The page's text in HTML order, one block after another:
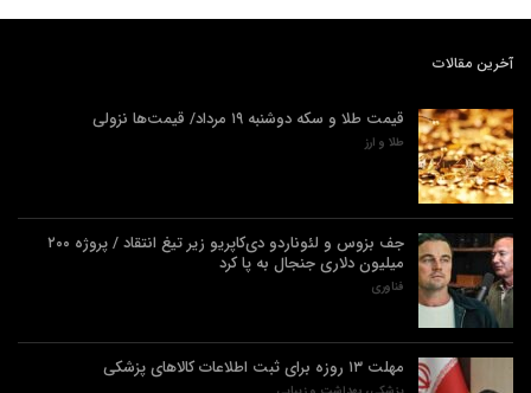
آخرین مقالات
قیمت طلا و سکه دوشنبه ۱۹ مرداد/ قیمت‌ها نزولی
طلا و ارز
جف بزوس و لئوناردو دی‌کاپریو زیر تیغ انتقاد / پروژه ۲۰۰
میلیون دلاری جنجال به پا کرد
فناوری
مهلت ۱۳ روزه برای ثبت اطلاعات کالاهای پزشکی